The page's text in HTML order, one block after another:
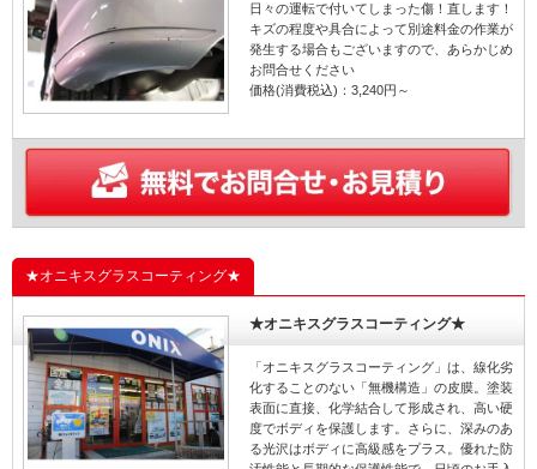
日々の運転で付いてしまった傷！直します！
キズの程度や具合によって別途料金の作業が
発生する場合もございますので、あらかじめ
お問合せください
価格(消費税込)：3,240円～
★オニキスグラスコーティング★
★オニキスグラスコーティング★
「オニキスグラスコーティング」は、線化劣
化することのない「無機構造」の皮膜。塗装
表面に直接、化学結合して形成され、高い硬
度でボディを保護します。さらに、深みのあ
る光沢はボディに高級感をプラス。優れた防